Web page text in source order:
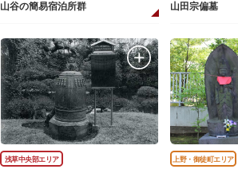
山谷の簡易宿泊所群 山田宗偏墓
浅草中央部エリア 上野・御徒町エリア